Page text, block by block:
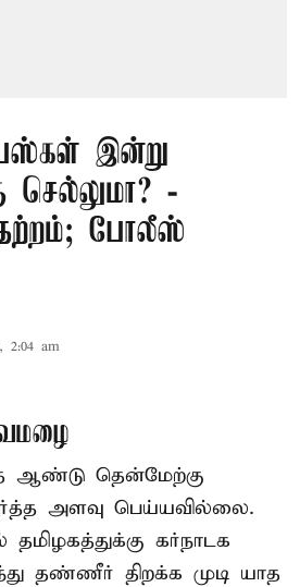
பஸ்கள் இன்று
செல்லுமா? -
போலீஸ்
2:04 am
ஆண்டு தென்மேற்கு
அளவு பெய்யவில்லை.
தமிழகத்துக்கு கர்நாடக
தண்ணீர் திறக்க முடி யாத